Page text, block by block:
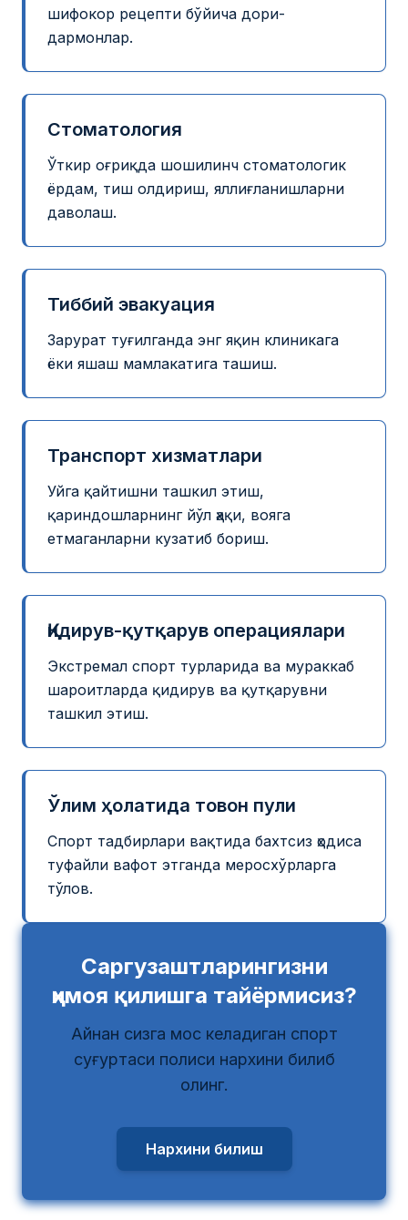
шифокор рецепти бўйича дори-
дармонлар.
Стоматология
Ўткир оғриқда шошилинч стоматологик
ёрдам, тиш олдириш, яллиғланишларни
даволаш.
Тиббий эвакуация
Зарурат туғилганда энг яқин клиникага
ёки яшаш мамлакатига ташиш.
Транспорт хизматлари
Уйга қайтишни ташкил этиш,
қариндошларнинг йўл ҳақи, вояга
етмаганларни кузатиб бориш.
Қидирув-қутқарув операциялари
Экстремал спорт турларида ва мураккаб
шароитларда қидирув ва қутқарувни
ташкил этиш.
Ўлим ҳолатида товон пули
Спорт тадбирлари вақтида бахтсиз ҳодиса
туфайли вафот этганда меросхўрларга
тўлов.
Саргузаштларингизни
ҳимоя қилишга тайёрмисиз?
Айнан сизга мос келадиган спорт
суғуртаси полиси нархини билиб
олинг.
Нархини билиш